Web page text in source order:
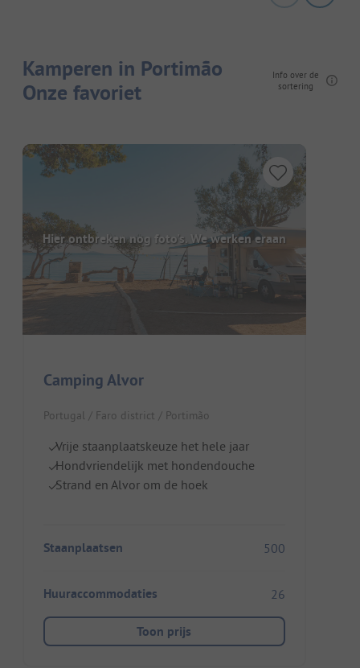
Kamperen in Portimão
Onze favoriet
Info over de
sortering
Hier ontbreken nog foto's. We werken eraan
Camping Alvor
Portugal / Faro district / Portimão
Vrije staanplaatskeuze het hele jaar
Hondvriendelijk met hondendouche
Strand en Alvor om de hoek
Staanplaatsen 500
Huuraccommodaties 26
Toon prijs